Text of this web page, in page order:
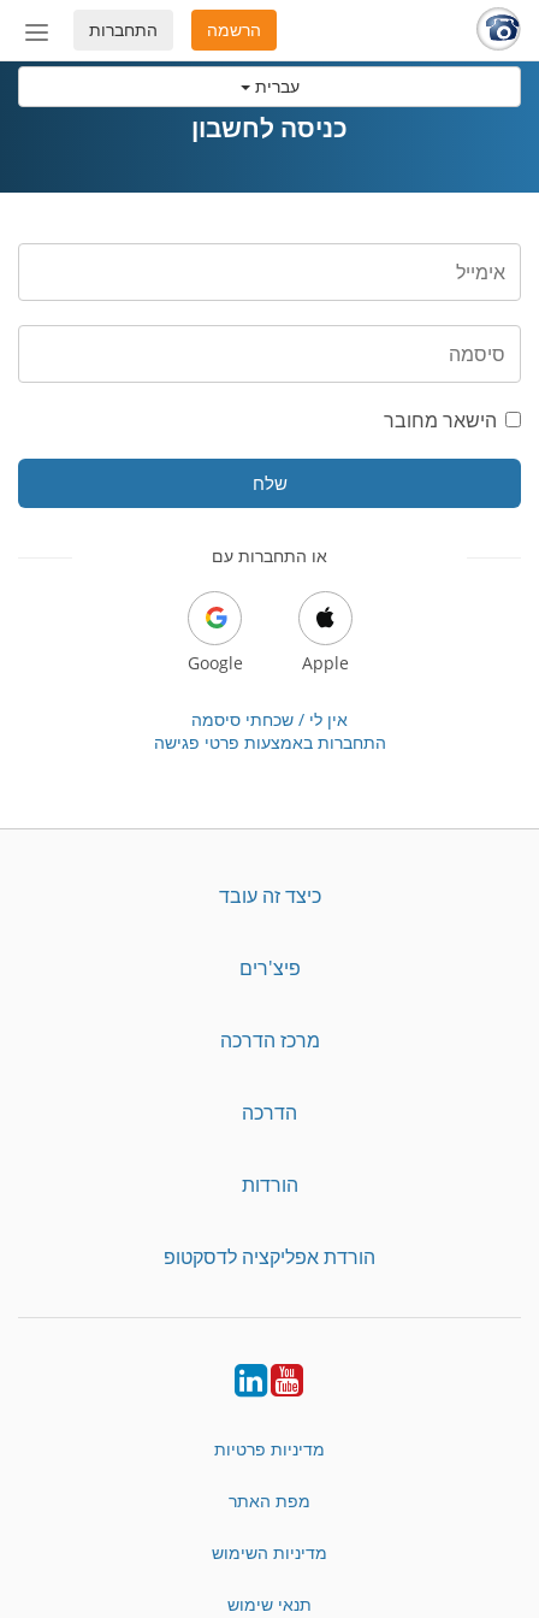
עברית
מצב
התחברות הרשמה
כניסה לחשבון
הישאר מחובר
שלח
או התחברות עם
Apple
Google
אין לי / שכחתי סיסמה
התחברות באמצעות פרטי פגישה
כיצד זה עובד
פיצ'רים
מרכז הדרכה
הדרכה
הורדות
הורדת אפליקציה לדסקטופ
YouTube
LinkedIn
מדיניות פרטיות
מפת האתר
מדיניות השימוש
תנאי שימוש